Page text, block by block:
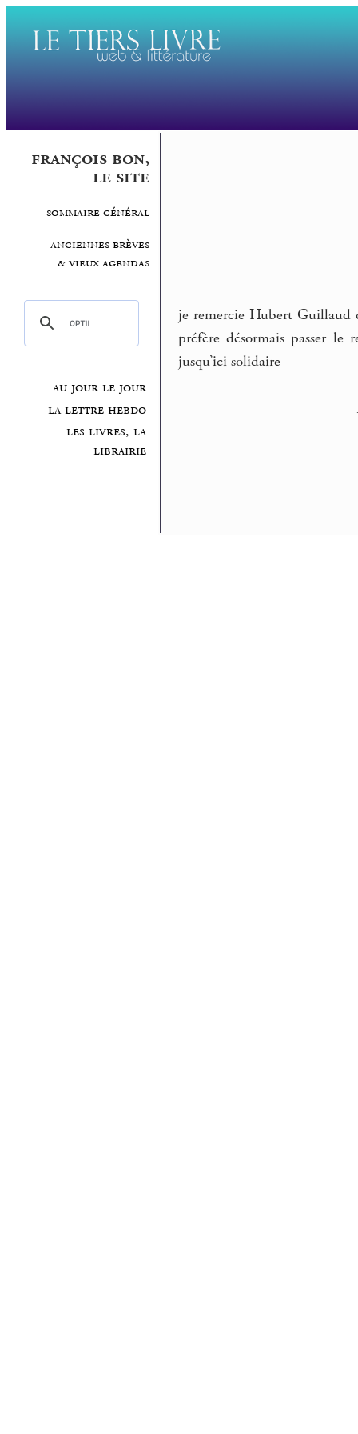
françois bon,
le site
sommaire général
anciennes brèves
& vieux agendas
au jour le jour
la lettre hebdo
les livres, la
librairie
je remercie Hubert Guillaud
préfère désormais passer
jusqu’ici solidaire